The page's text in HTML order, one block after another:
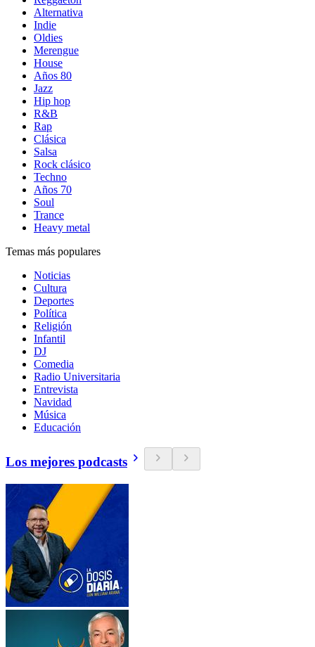
Alternativa
Indie
Oldies
Merengue
House
Años 80
Jazz
Hip hop
R&B
Rap
Clásica
Salsa
Rock clásico
Techno
Años 70
Soul
Trance
Heavy metal
Temas más populares
Noticias
Cultura
Deportes
Política
Religión
Infantil
DJ
Comedia
Radio Universitaria
Entrevista
Navidad
Música
Educación
Los mejores podcasts